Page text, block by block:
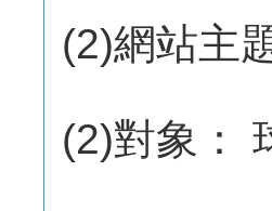
(2)網站主
(2)對象：